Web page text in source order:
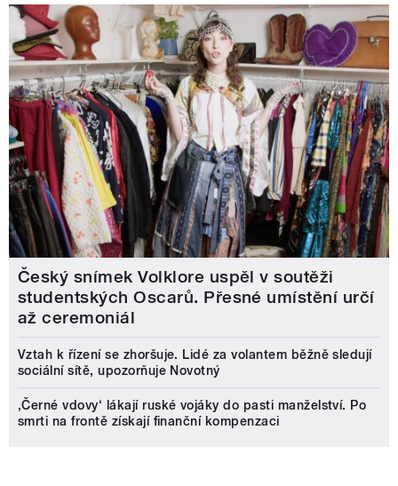
Český snímek Volklore uspěl v soutěži
studentských Oscarů. Přesné umístění určí
až ceremoniál
Vztah k řízení se zhoršuje. Lidé za volantem běžně sledují
sociální sítě, upozorňuje Novotný
‚Černé vdovy‘ lákají ruské vojáky do pasti manželství. Po
smrti na frontě získají finanční kompenzaci